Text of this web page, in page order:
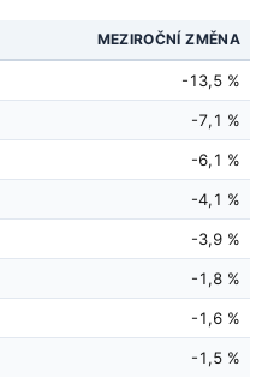
MEZIROČNÍ ZMĚNA
-13,5 %
-7,1 %
-6,1 %
-4,1 %
-3,9 %
-1,8 %
-1,6 %
-1,5 %